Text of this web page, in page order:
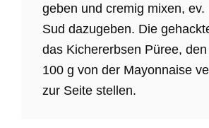
geben und cremig mixen, ev.
Sud dazugeben. Die
das Kichererbsen Püree,
100 g von der Mayonnaise
zur Seite stellen.